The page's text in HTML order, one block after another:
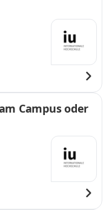
Campus oder